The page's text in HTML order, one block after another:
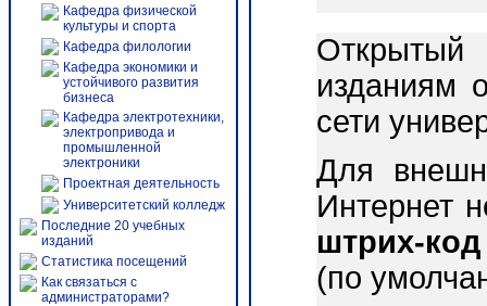
Кафедра физической
культуры и спорта
Кафедра филологии
Кафедра экономики и
устойчивого развития
бизнеса
Кафедра электротехники,
электропривода и
промышленной
электроники
Проектная деятельность
Университетский колледж
Последние 20 учебных
изданий
Статистика посещений
Как связаться с
администраторами?
Открытый
изданиям
сети
Для
Интернет
штрих-код
(по